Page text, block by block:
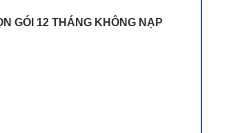
GÓI 12 THÁNG KHÔNG NẠP